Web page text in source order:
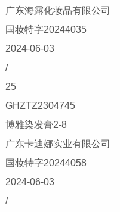
广东海露化妆品有限公司
国妆特字20244035
2024-06-03
/
25
GHZTZ2304745
博雅染发膏2-8
广东卡迪娜实业有限公司
国妆特字20244058
2024-06-03
/